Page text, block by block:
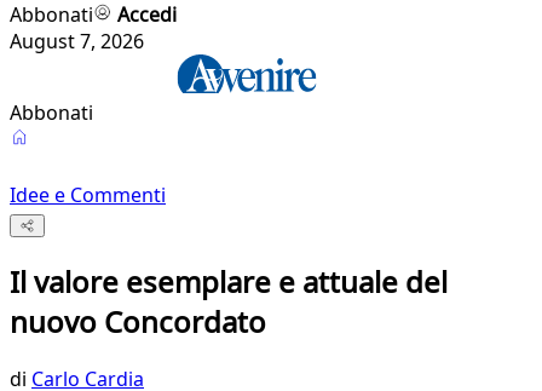
Abbonati
Accedi
August 7, 2026
Abbonati
Idee e Commenti
Il valore esemplare e attuale del
nuovo Concordato
di Carlo Cardia